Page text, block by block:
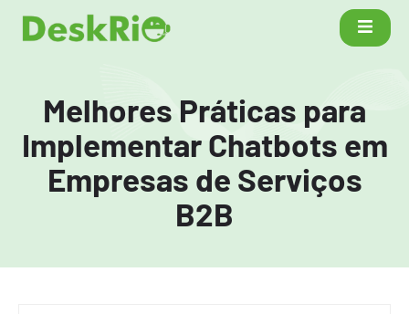
Melhores Práticas para
Implementar Chatbots em
Empresas de Serviços
B2B